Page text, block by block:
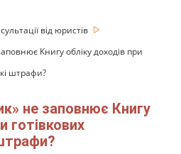
від юристів
Книгу обліку доходів при
штрафи?
не заповнює Книгу
готівкових